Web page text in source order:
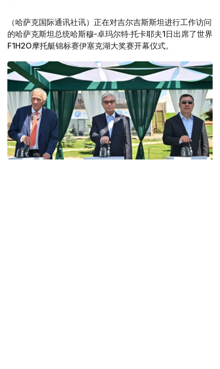
（哈萨克国际通讯社讯）正在对吉尔吉斯斯坦进行工作访问
的哈萨克斯坦总统哈斯穆-卓玛尔特·托卡耶夫1日出席了世界
F1H2O摩托艇锦标赛伊塞克湖大奖赛开幕仪式。